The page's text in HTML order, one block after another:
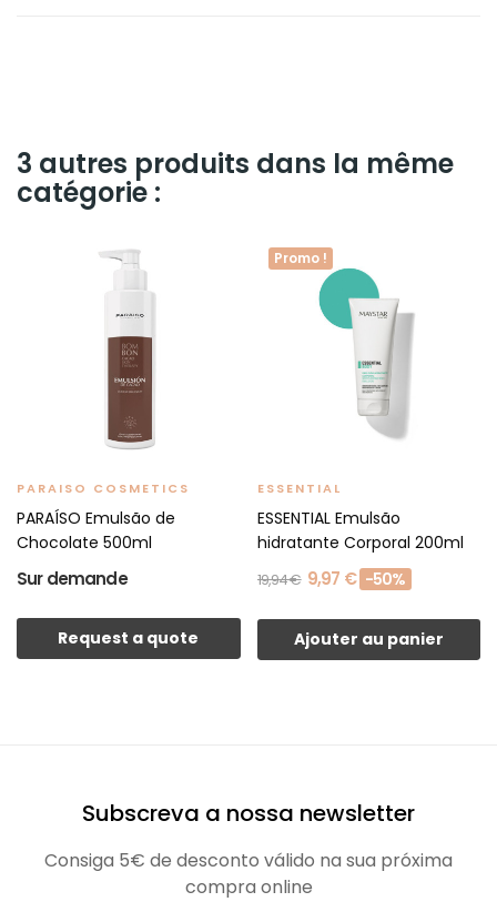
3 autres produits dans la même
catégorie :
PARAISO COSMETICS
PARAÍSO Emulsão de
Chocolate 500ml
Sur demande
Request a quote
Promo !
ESSENTIAL
ESSENTIAL Emulsão
hidratante Corporal 200ml
19,94 € 9,97 € -50%
Ajouter au panier
Subscreva a nossa newsletter
Consiga 5€ de desconto válido na sua próxima
compra online